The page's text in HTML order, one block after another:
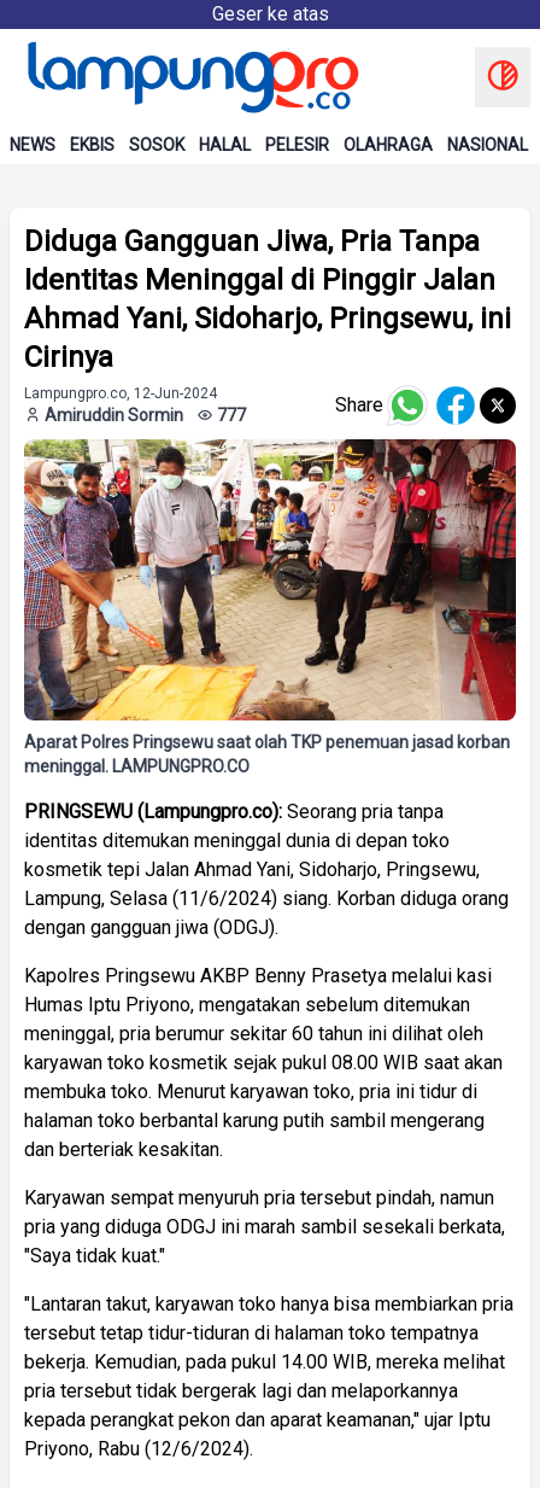
Geser ke atas
NEWS EKBIS SOSOK HALAL PELESIR OLAHRAGA NASIONAL
Diduga Gangguan Jiwa, Pria Tanpa
Identitas Meninggal di Pinggir Jalan
Ahmad Yani, Sidoharjo, Pringsewu, ini
Cirinya
Lampungpro.co, 12-Jun-2024
Amiruddin Sormin 777 Share
Aparat Polres Pringsewu saat olah TKP penemuan jasad korban
meninggal. LAMPUNGPRO.CO
PRINGSEWU (Lampungpro.co): Seorang pria tanpa
identitas ditemukan meninggal dunia di depan toko
kosmetik tepi Jalan Ahmad Yani, Sidoharjo, Pringsewu,
Lampung, Selasa (11/6/2024) siang. Korban diduga orang
dengan gangguan jiwa (ODGJ).
Kapolres Pringsewu AKBP Benny Prasetya melalui kasi
Humas Iptu Priyono, mengatakan sebelum ditemukan
meninggal, pria berumur sekitar 60 tahun ini dilihat oleh
karyawan toko kosmetik sejak pukul 08.00 WIB saat akan
membuka toko. Menurut karyawan toko, pria ini tidur di
halaman toko berbantal karung putih sambil mengerang
dan berteriak kesakitan.
Karyawan sempat menyuruh pria tersebut pindah, namun
pria yang diduga ODGJ ini marah sambil sesekali berkata,
"Saya tidak kuat."
"Lantaran takut, karyawan toko hanya bisa membiarkan pria
tersebut tetap tidur-tiduran di halaman toko tempatnya
bekerja. Kemudian, pada pukul 14.00 WIB, mereka melihat
pria tersebut tidak bergerak lagi dan melaporkannya
kepada perangkat pekon dan aparat keamanan," ujar Iptu
Priyono, Rabu (12/6/2024).